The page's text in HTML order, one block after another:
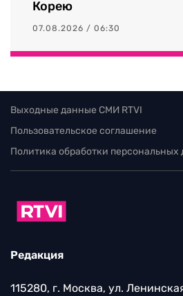
Корею
07.08.2026 / 06:30
Выходные данные СМИ RTVI
Пользовательское соглашение
Политика обработки персональных
Редакция
115280, г. Москва, ул.